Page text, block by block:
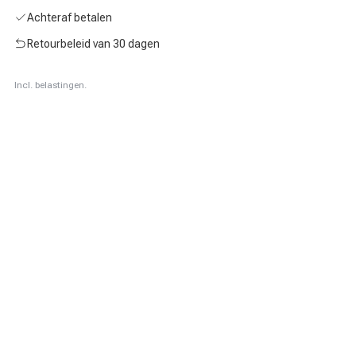
Achteraf betalen
Retourbeleid van 30 dagen
Incl. belastingen.